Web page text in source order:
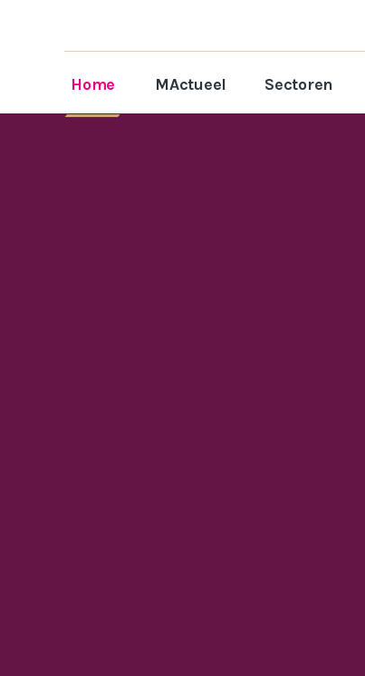
Home MActueel Sectoren